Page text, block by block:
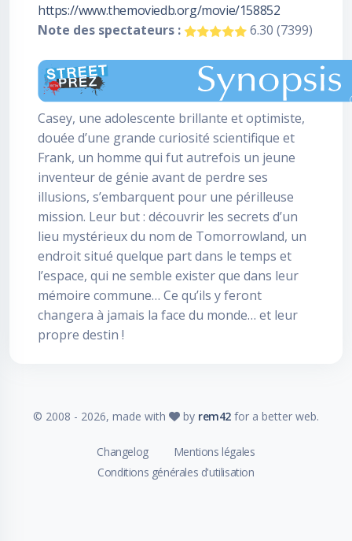
https://www.themoviedb.org/movie/158852
Note des spectateurs :
6.30 (7399)
Casey, une adolescente brillante et optimiste,
douée d’une grande curiosité scientifique et
Frank, un homme qui fut autrefois un jeune
inventeur de génie avant de perdre ses
illusions, s’embarquent pour une périlleuse
mission. Leur but : découvrir les secrets d’un
lieu mystérieux du nom de Tomorrowland, un
endroit situé quelque part dans le temps et
l’espace, qui ne semble exister que dans leur
mémoire commune… Ce qu’ils y feront
changera à jamais la face du monde… et leur
propre destin !
© 2008 - 2026, made with by rem42 for a better web.
Changelog
Mentions légales
Conditions générales d'utilisation